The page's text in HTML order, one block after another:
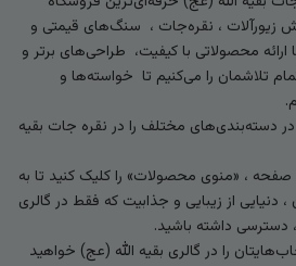
زیورآلات ، نقره‌جات ، سنگ‌های قیمتی و
ارائه محصولاتی با کیفیت، طراحی‌های برتر و
تلاشمان را می‌کنیم تا خواسته‌ها و
دسته‌بندی‌های مختلف را در نقره جات بقیه
، «منوی محصولات» را کلیک کنید تا به
، دنیایی از زیبایی و جذابیت که فقط در گالری
دسترسی داشته باشید.
را در گالری بقیه الله (عج) خواهید